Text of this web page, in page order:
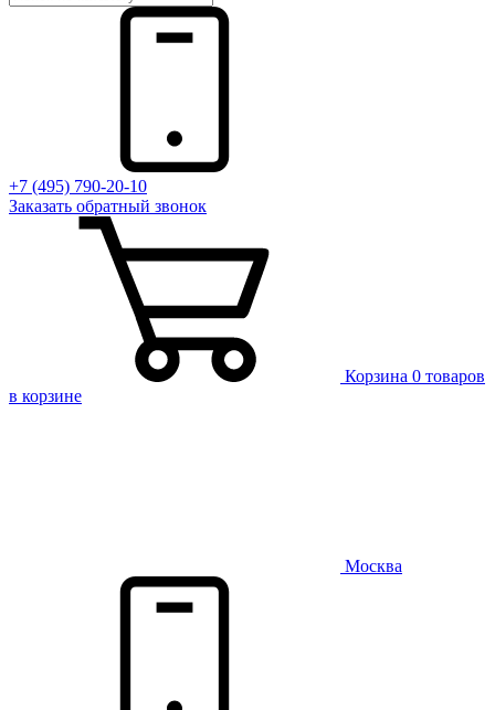
+7 (495) 790-20-10
Заказать обратный звонок
Корзина 0 товаров
в корзине
Москва